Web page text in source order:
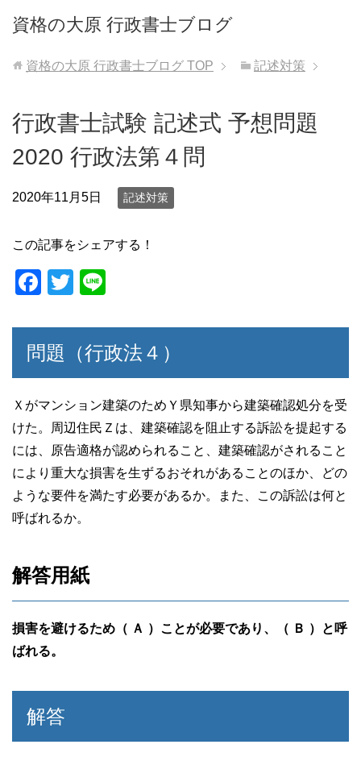
資格の大原 行政書士ブログ
資格の大原 行政書士ブログ TOP 記述対策
行政書士試験 記述式 予想問題
2020 行政法第４問
2020年11月5日 記述対策
この記事をシェアする！
F
c
e
b
o
o
k
T
tt
er
e
問題（行政法４）
Ｘがマンション建築のためＹ県知事から建築確認処分を受
けた。周辺住民Ｚは、建築確認を阻止する訴訟を提起する
には、原告適格が認められること、建築確認がされること
により重大な損害を生ずるおそれがあることのほか、どの
ような要件を満たす必要があるか。また、この訴訟は何と
呼ばれるか。
解答用紙
損害を避けるため（ Ａ ）ことが必要であり、（ Ｂ ）と呼
ばれる。
解答